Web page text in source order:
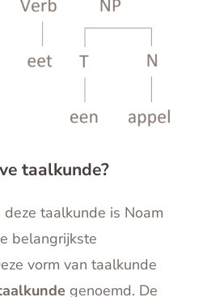
taalkunde?
taalkunde is Noam
belangrijkste
vorm van taalkunde
genoemd. De